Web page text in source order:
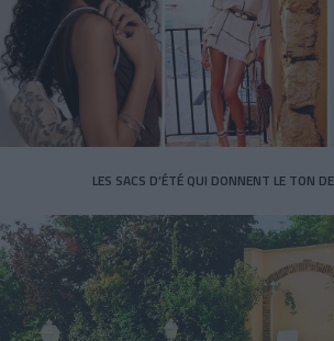
LES SACS D’ÉTÉ QUI DONNENT LE TON